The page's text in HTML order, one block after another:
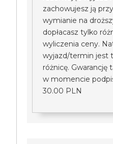
zachowujesz ją
wymianie na
dopłacasz tylko
wyliczenia ceny.
wyjazd/termin jest
różnicę.
w momencie
30.00 PLN